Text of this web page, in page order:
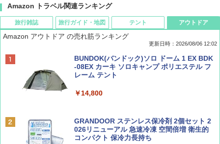
Amazon トラベル関連ランキング
旅行雑誌
ディズニーファン ２０２６年 ９月号 [雑
誌] (ＤＩＳＮＥＹ ＦＡＮ)
Coyote No.89 特集 星野道夫 夢見る旅
￥1,540
旅行ガイド・地図
D40 地球の歩き方 チェンマイ タイ北部の魅
力的な町 2026～2027 地球の歩き方D アジア
A09 地球の歩き方 イタリア 2026～2027 地
球の歩き方A ヨーロッパ
テント
[キャンパーズコレクション 山善] ポップアッ
プテント 傘みたいに広げて畳める パッとサ
ッとサンシェード キューブ フルクローズ メ
&ハイキング カーキ PATC-150(KH)
PYKES PEAK (パイクスピーク) 着替えテン
アウトドア
Amazon アウトドア の売れ筋ランキング
更新日時：2026/08/06 12:02
BUNDOK(バンドック)ソロ ドーム 1 EX BDK
-08EX カーキ ソロキャンプ ポリエステル フ
レーム テント
￥14,800
GRANDOOR ステンレス保冷剤 2個セット 2
026リニューアル 急速冷凍 空間倍増 衛生的
コンパクト 保冷力長持ち